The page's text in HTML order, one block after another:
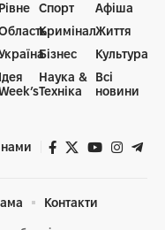
Рівне
Ідея
Спорт
Кримінал
Бізнес
Наука &
Техніка
Афіша
Життя
Культура
Всі
новини
нами
Контакти